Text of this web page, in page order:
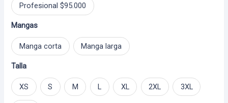
Profesional $95.000
Mangas
Manga corta Manga larga
Talla
XS S M L XL 2XL 3XL